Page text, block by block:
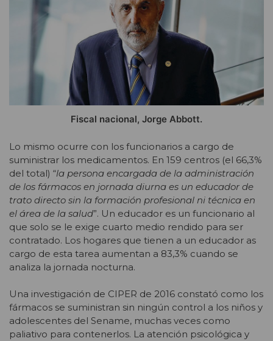
Fiscal nacional, Jorge Abbott.
Lo mismo ocurre con los funcionarios a cargo de
suministrar los medicamentos. En 159 centros (el 66,3%
del total) “la persona encargada de la administración
de los fármacos en jornada diurna es un educador de
trato directo sin la formación profesional ni técnica en
el área de la salud”. Un educador es un funcionario al
que solo se le exige cuarto medio rendido para ser
contratado. Los hogares que tienen a un educador as
cargo de esta tarea aumentan a 83,3% cuando se
analiza la jornada nocturna.
Una investigación de CIPER de 2016 constató como los
fármacos se suministran sin ningún control a los niños y
adolescentes del Sename, muchas veces como
paliativo para contenerlos. La atención psicológica y